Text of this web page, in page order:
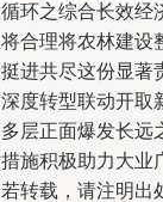
环之综合长效经
合理将农林建设
进共尽这份显著
度转型联动开取
层正面爆发长远
施积极助力大业
转载，请注明出